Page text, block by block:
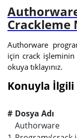
Crackleme
Authorware
için crack işleminin
okuya tıklayınız.
Konuyla
# Dosya Adı
Authorware